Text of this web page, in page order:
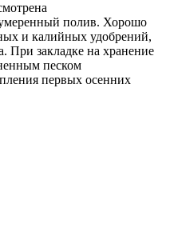
умеренный полив. Хорошо
и калийных удобрений,
При закладке на хранение
песком
первых осенних